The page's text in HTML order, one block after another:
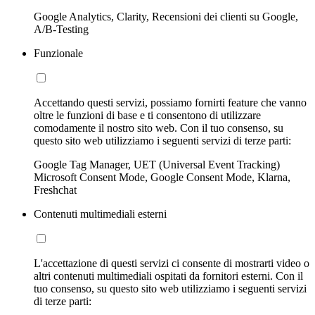
Google Analytics, Clarity, Recensioni dei clienti su Google,
A/B-Testing
Funzionale
Accettando questi servizi, possiamo fornirti feature che vanno
oltre le funzioni di base e ti consentono di utilizzare
comodamente il nostro sito web. Con il tuo consenso, su
questo sito web utilizziamo i seguenti servizi di terze parti:
Google Tag Manager, UET (Universal Event Tracking)
Microsoft Consent Mode, Google Consent Mode, Klarna,
Freshchat
Contenuti multimediali esterni
L'accettazione di questi servizi ci consente di mostrarti video o
altri contenuti multimediali ospitati da fornitori esterni. Con il
tuo consenso, su questo sito web utilizziamo i seguenti servizi
di terze parti: